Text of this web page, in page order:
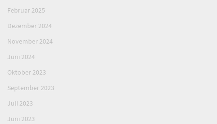
Februar 2025
Dezember 2024
November 2024
Juni 2024
Oktober 2023
September 2023
Juli 2023
Juni 2023